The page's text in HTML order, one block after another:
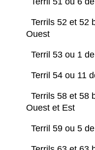
Terrils 52 et 52
Ouest
Terril 53 ou 1
Terril 54 ou 11
Terrils 58 et 58
Ouest et Est
Terril 59 ou 5